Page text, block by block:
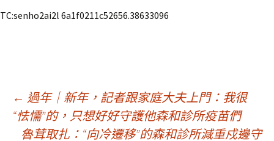
TC:senho2ai2l 6a1f0211c52656.38633096
文
← 過年｜新年，記者跟家庭大夫上門：我很
“怯懦”的，只想好好守護他森和診所疫苗們
魯茸取扎：“向冷遷移”的森和診所減重戍邊守